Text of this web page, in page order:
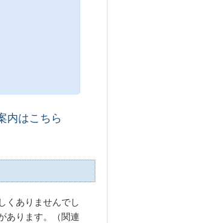
内はこちら
くありませんでし
あります。（関連